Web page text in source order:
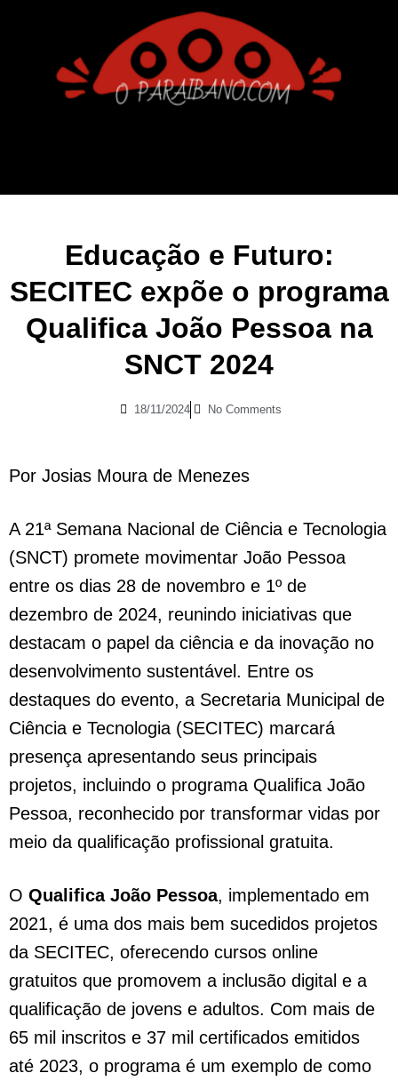
Educação e Futuro:
SECITEC expõe o programa
Qualifica João Pessoa na
SNCT 2024
18/11/2024 No Comments
Por Josias Moura de Menezes
A 21ª Semana Nacional de Ciência e Tecnologia
(SNCT) promete movimentar João Pessoa
entre os dias 28 de novembro e 1º de
dezembro de 2024, reunindo iniciativas que
destacam o papel da ciência e da inovação no
desenvolvimento sustentável. Entre os
destaques do evento, a Secretaria Municipal de
Ciência e Tecnologia (SECITEC) marcará
presença apresentando seus principais
projetos, incluindo o programa Qualifica João
Pessoa, reconhecido por transformar vidas por
meio da qualificação profissional gratuita.
O Qualifica João Pessoa, implementado em
2021, é uma dos mais bem sucedidos projetos
da SECITEC, oferecendo cursos online
gratuitos que promovem a inclusão digital e a
qualificação de jovens e adultos. Com mais de
65 mil inscritos e 37 mil certificados emitidos
até 2023, o programa é um exemplo de como